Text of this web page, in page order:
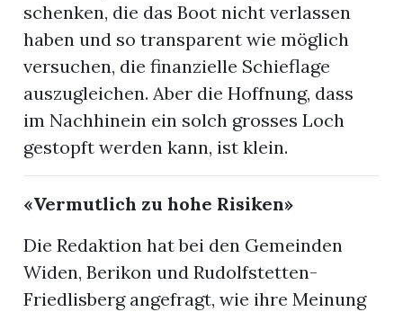
schenken, die das Boot nicht verlassen
haben und so transparent wie möglich
versuchen, die finanzielle Schieflage
auszugleichen. Aber die Hoffnung, dass
im Nachhinein ein solch grosses Loch
gestopft werden kann, ist klein.
«Vermutlich zu hohe Risiken»
Die Redaktion hat bei den Gemeinden
Widen, Berikon und Rudolfstetten-
Friedlisberg angefragt, wie ihre Meinung